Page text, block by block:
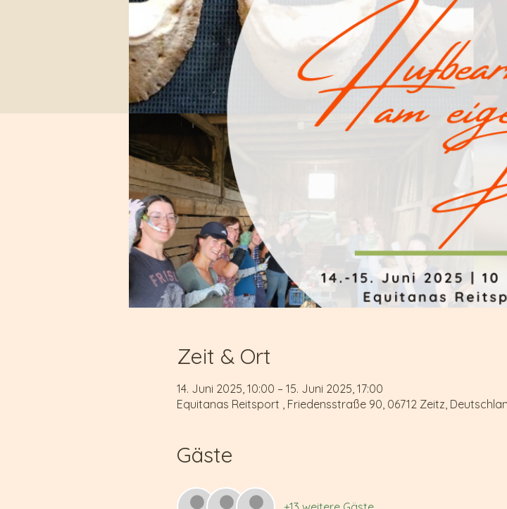
Zeit & Ort
14. Juni 2025, 10:00 – 15. Juni 2025, 17:00
Equitanas Reitsport , Friedensstraße 90, 06712 Zeitz,
Gäste